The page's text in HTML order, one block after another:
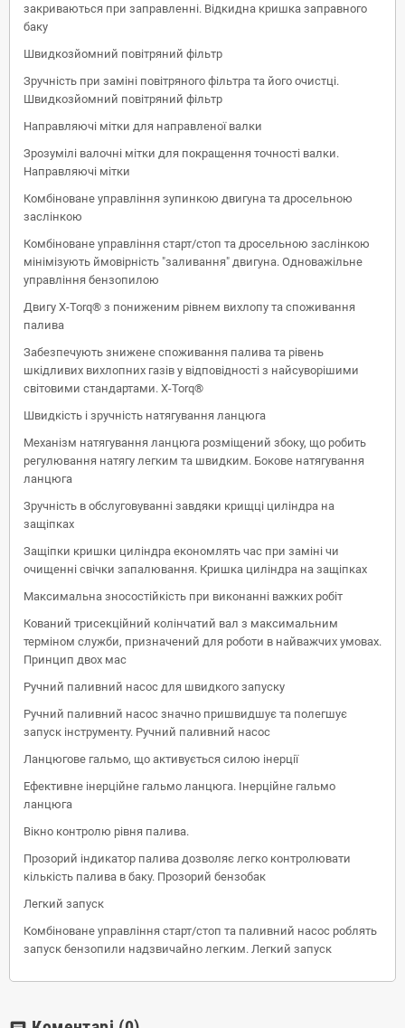
закриваються при заправленні. Відкидна кришка заправного
баку
Швидкозйомний повітряний фільтр
Зручність при заміні повітряного фільтра та його очистці.
Швидкозйомний повітряний фільтр
Направляючі мітки для направленої валки
Зрозумілі валочні мітки для покращення точності валки.
Направляючі мітки
Комбіноване управління зупинкою двигуна та дросельною
заслінкою
Комбіноване управління старт/стоп та дросельною заслінкою
мінімізують ймовірність "заливання" двигуна. Одноважільне
управління бензопилою
Двигу X-Torq® з пониженим рівнем вихлопу та споживання
палива
Забезпечують знижене споживання палива та рівень
шкідливих вихлопних газів у відповідності з найсуворішими
світовими стандартами. X-Torq®
Швидкість і зручність натягування ланцюга
Механізм натягування ланцюга розміщений збоку, що робить
регулювання натягу легким та швидким. Бокове натягування
ланцюга
Зручність в обслуговуванні завдяки крищці циліндра на
защіпках
Защіпки кришки циліндра економлять час при заміні чи
очищенні свічки запалювання. Кришка циліндра на защіпках
Максимальна зносостійкість при виконанні важких робіт
Кований трисекційний колінчатий вал з максимальним
терміном служби, призначений для роботи в найважчих умовах.
Принцип двох мас
Ручний паливний насос для швидкого запуску
Ручний паливний насос значно пришвидшує та полегшує
запуск інструменту. Ручний паливний насос
Ланцюгове гальмо, що активується силою інерції
Ефективне інерційне гальмо ланцюга. Інерційне гальмо
ланцюга
Вікно контролю рівня палива.
Прозорий індикатор палива дозволяє легко контролювати
кількість палива в баку. Прозорий бензобак
Легкий запуск
Комбіноване управління старт/стоп та паливний насос роблять
запуск бензопили надзвичайно легким. Легкий запуск